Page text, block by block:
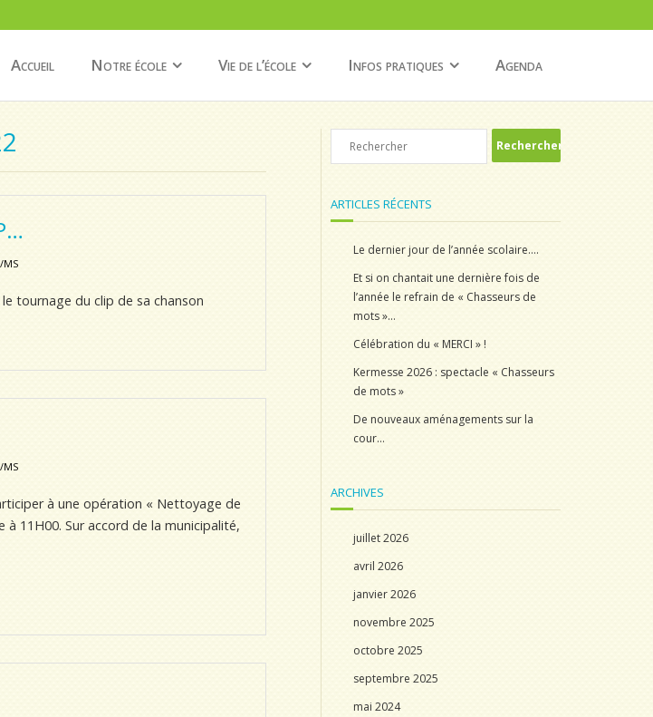
Accueil Notre école Vie de l’école Infos pratiques Agenda
MS
tournage du clip de sa chanson
MS
à une opération « Nettoyage de
à 11H00. Sur accord de la municipalité,
ARTICLES RÉCENTS
Le dernier jour de l’année scolaire….
Et si on chantait une dernière fois de
l’année le refrain de « Chasseurs de
mots »…
Célébration du « MERCI » !
Kermesse 2026 : spectacle « Chasseurs
de mots »
De nouveaux aménagements sur la
cour…
ARCHIVES
juillet 2026
avril 2026
janvier 2026
novembre 2025
octobre 2025
septembre 2025
mai 2024